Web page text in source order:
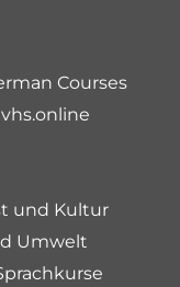
Courses
vhs.online
und Kultur
Umwelt